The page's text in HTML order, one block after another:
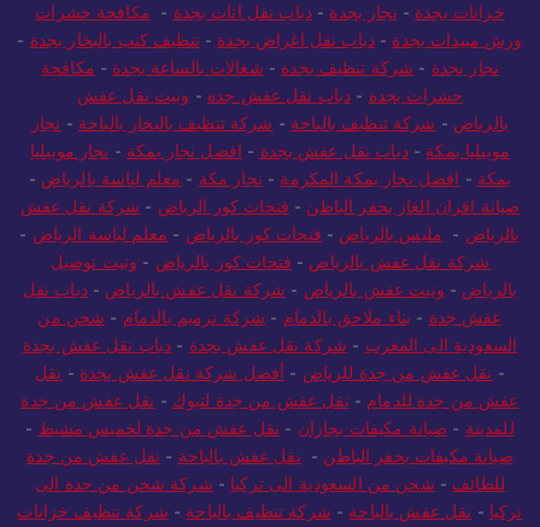
خزانات بجدة - نجار بجدة - دباب نقل اثاث بجدة - مكافحة حشرات
ورش مبيدات بجدة -دباب نقل اغراض بجدة -تنظيف كنب بالبخار بجدة -
نجار بجدة - شركة تنظيف بجدة - شغالات بالساعة بجدة - مكافحة
حشرات بجدة - دباب نقل عفش جده - ونيت نقل عفش
بالرياض - شركة تنظيف بالباحة - شركة تنظيف بالبخار بالباحة - نجار
موبيليا بمكة -دباب نقل عفش بجدة - افضل نجار بمكة - نجار موبيليا
بمكة - افضل نجار بمكة المكرمة - نجار مكة - معلم لياسة بالرياض -
صيانة افران الغاز بحفر الباطن - فتحات كور الرياض - شركة نقل عفش
بالرياض - مليس بالرياض - فتحات كور بالرياض - معلم لياسة الرياض -
شركة نقل عفش بالرياض - فتحات كور بالرياض - ونيت توصيل
بالرياض - ونيت عفش بالرياض - شركة نقل عفش بالرياض -دباب نقل
عفش جدة - بناء ملاحق بالدمام - شركة ترميم بالدمام - شحن من
السعودية الى المغرب - شركة نقل عفش بجدة - دباب نقل عفش بجدة
- نقل عفش من جدة للرياض - أفضل شركة نقل عفش بجدة - نقل
عفش من جدة للدمام - نقل عفش من جدة لتبوك - نقل عفش من جدة
للمدينة - صيانة مكيفات بجازان - نقل عفش من جدة لخميس مشيط -
صيانة مكيفات بحفر الباطن - نقل عفش بالباحة - نقل عفش من جدة
للطائف - شحن من السعودية الى تركيا - شركة شحن من جدة الى
تركيا - نقل عفش بالباحة - شركة تنظيف بالباحة - شركة تنظيف خزانات